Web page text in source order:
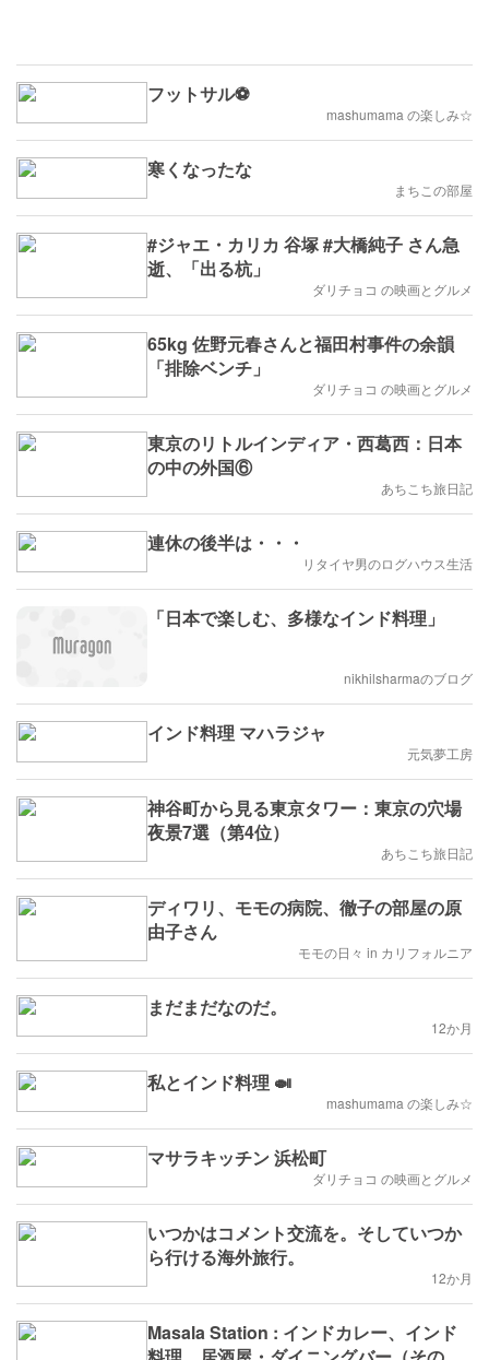
フットサル⚽
mashumama の楽しみ☆
寒くなったな
まちこの部屋
#ジャエ・カリカ 谷塚 #大橋純子 さん急
逝、「出る杭」
ダリチョコ の映画とグルメ
65kg 佐野元春さんと福田村事件の余韻
「排除ベンチ」
ダリチョコ の映画とグルメ
東京のリトルインディア・西葛西：日本
の中の外国⑥
あちこち旅日記
連休の後半は・・・
リタイヤ男のログハウス生活
「日本で楽しむ、多様なインド料理」
nikhilsharmaのブログ
インド料理 マハラジャ
元気夢工房
神谷町から見る東京タワー：東京の穴場
夜景7選（第4位）
あちこち旅日記
ディワリ、モモの病院、徹子の部屋の原
由子さん
モモの日々 in カリフォルニア
まだまだなのだ。
12か月
私とインド料理 🍛
mashumama の楽しみ☆
マサラキッチン 浜松町
ダリチョコ の映画とグルメ
いつかはコメント交流を。そしていつか
ら行ける海外旅行。
12か月
Masala Station : インドカレー、インド